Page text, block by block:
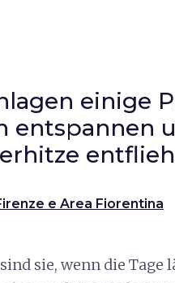
einige
entspannen
e Area Fiorentina
sie, wenn die